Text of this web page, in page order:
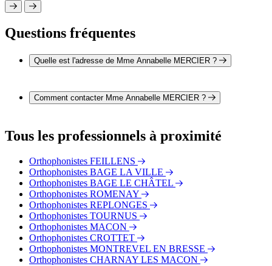
Questions fréquentes
Quelle est l'adresse de Mme Annabelle MERCIER ?
Pillard 01190 PONT DE VAUX
Comment contacter Mme Annabelle MERCIER ?
téléphone au 03 85 36 41 34.
Tous les professionnels à proximité
Orthophonistes FEILLENS
Orthophonistes BAGE LA VILLE
Orthophonistes BAGE LE CHÂTEL
Orthophonistes ROMENAY
Orthophonistes REPLONGES
Orthophonistes TOURNUS
Orthophonistes MACON
Orthophonistes CROTTET
Orthophonistes MONTREVEL EN BRESSE
Orthophonistes CHARNAY LES MACON